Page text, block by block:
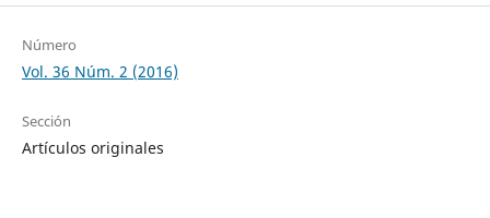
Número
Vol. 36 Núm. 2 (2016)
Sección
Artículos originales